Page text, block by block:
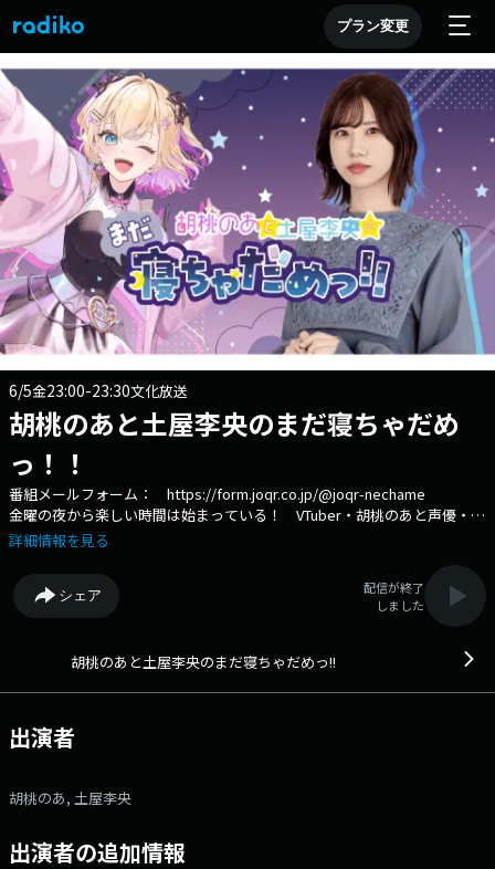
プラン変更
6/5金23:00-23:30文化放送
胡桃のあと土屋李央のまだ寝ちゃだめ
っ！！
番組メールフォーム： https://form.joqr.co.jp/@joqr-nechame
金曜の夜から楽しい時間は始まっている！ VTuber・胡桃のあと声優・土
屋李央が金曜夜のフィーバーな30分をお届け！ まだまだ寝るのは早い！
X（旧Twitter）アカウントは「@joqrpr」 文化放送公式X（旧Twitter）
ハッシュタグは「#文化放送」 文化放送公式facebookページは
「https://www.facebook.com/1134joqr」 文化放送公式LINEは
詳細情報を見る
シェア
配信が終了
しました
胡桃のあと土屋李央のまだ寝ちゃだめっ!!
出演者
胡桃のあ, 土屋李央
出演者の追加情報